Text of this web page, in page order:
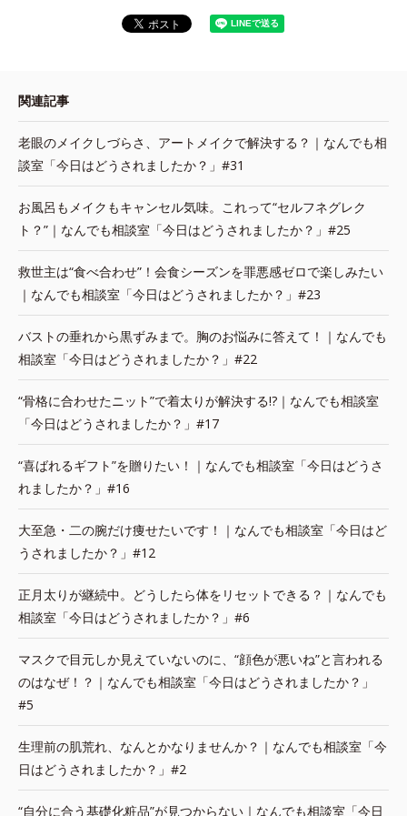
関連記事
老眼のメイクしづらさ、アートメイクで解決する？｜なんでも相
談室「今日はどうされましたか？」#31
お風呂もメイクもキャンセル気味。これって“セルフネグレク
ト？”｜なんでも相談室「今日はどうされましたか？」#25
救世主は“食べ合わせ”！会食シーズンを罪悪感ゼロで楽しみたい
｜なんでも相談室「今日はどうされましたか？」#23
バストの垂れから黒ずみまで。胸のお悩みに答えて！｜なんでも
相談室「今日はどうされましたか？」#22
“骨格に合わせたニット”で着太りが解決する!?｜なんでも相談室
「今日はどうされましたか？」#17
“喜ばれるギフト”を贈りたい！｜なんでも相談室「今日はどうさ
れましたか？」#16
大至急・二の腕だけ痩せたいです！｜なんでも相談室「今日はど
うされましたか？」#12
正月太りが継続中。どうしたら体をリセットできる？｜なんでも
相談室「今日はどうされましたか？」#6
マスクで目元しか見えていないのに、“顔色が悪いね”と言われる
のはなぜ！？｜なんでも相談室「今日はどうされましたか？」
#5
生理前の肌荒れ、なんとかなりませんか？｜なんでも相談室「今
日はどうされましたか？」#2
“自分に合う基礎化粧品”が見つからない｜なんでも相談室「今日